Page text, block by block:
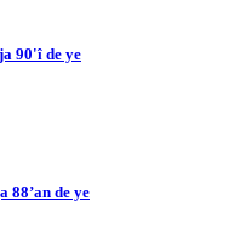
90'î de ye
88’an de ye